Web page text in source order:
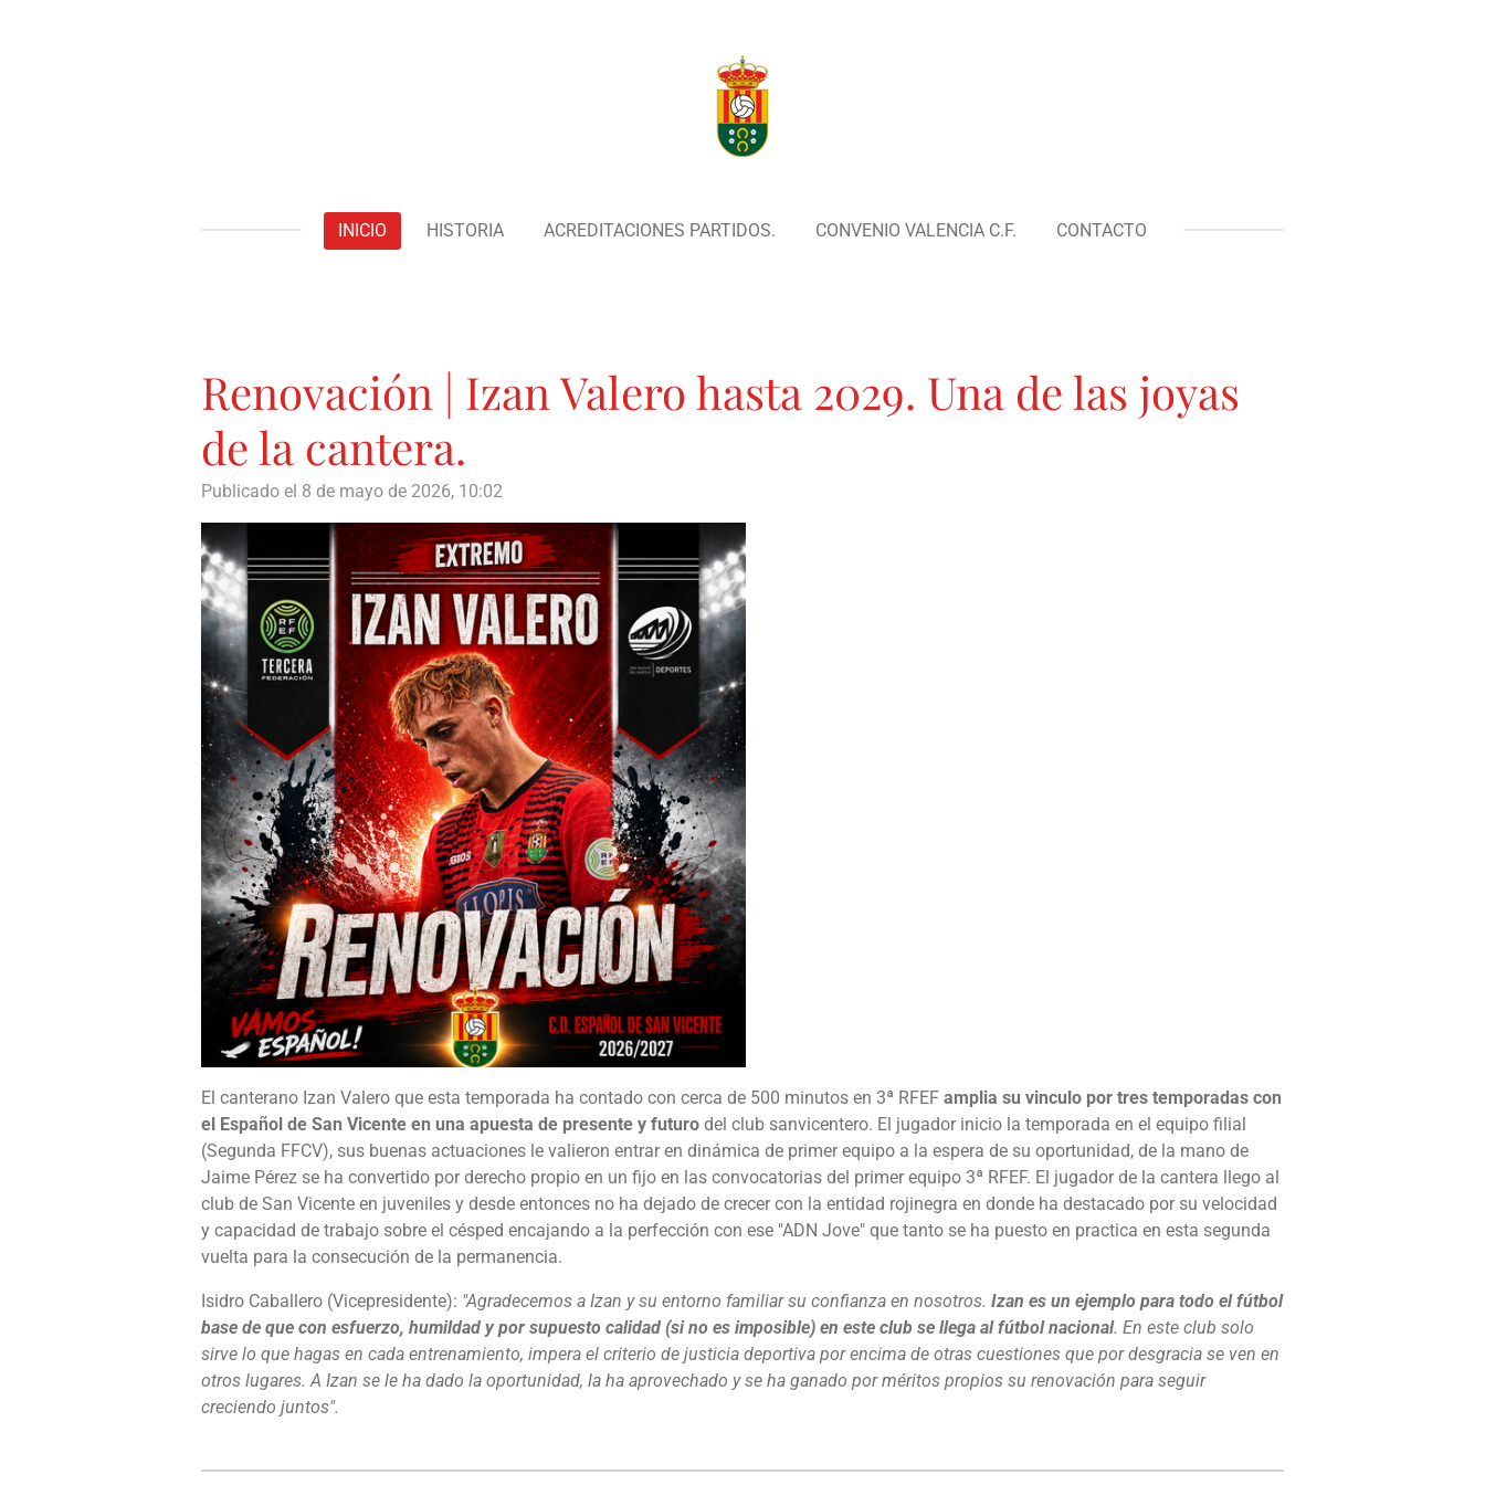
INICIO HISTORIA ACREDITACIONES PARTIDOS. CONVENIO VALENCIA C.F. CONTACTO
Renovación | Izan Valero hasta 2029. Una de las joyas
de la cantera.
Publicado el 8 de mayo de 2026, 10:02
El canterano Izan Valero que esta temporada ha contado con cerca de 500 minutos en 3ª RFEF amplia su vinculo por tres temporadas con
el Español de San Vicente en una apuesta de presente y futuro del club sanvicentero. El jugador inicio la temporada en el equipo filial
(Segunda FFCV), sus buenas actuaciones le valieron entrar en dinámica de primer equipo a la espera de su oportunidad, de la mano de
Jaime Pérez se ha convertido por derecho propio en un fijo en las convocatorias del primer equipo 3ª RFEF. El jugador de la cantera llego al
club de San Vicente en juveniles y desde entonces no ha dejado de crecer con la entidad rojinegra en donde ha destacado por su velocidad
y capacidad de trabajo sobre el césped encajando a la perfección con ese "ADN Jove" que tanto se ha puesto en practica en esta segunda
vuelta para la consecución de la permanencia.
Isidro Caballero (Vicepresidente): "Agradecemos a Izan y su entorno familiar su confianza en nosotros. Izan es un ejemplo para todo el fútbol
base de que con esfuerzo, humildad y por supuesto calidad (si no es imposible) en este club se llega al fútbol nacional. En este club solo
sirve lo que hagas en cada entrenamiento, impera el criterio de justicia deportiva por encima de otras cuestiones que por desgracia se ven en
otros lugares. A Izan se le ha dado la oportunidad, la ha aprovechado y se ha ganado por méritos propios su renovación para seguir
creciendo juntos".